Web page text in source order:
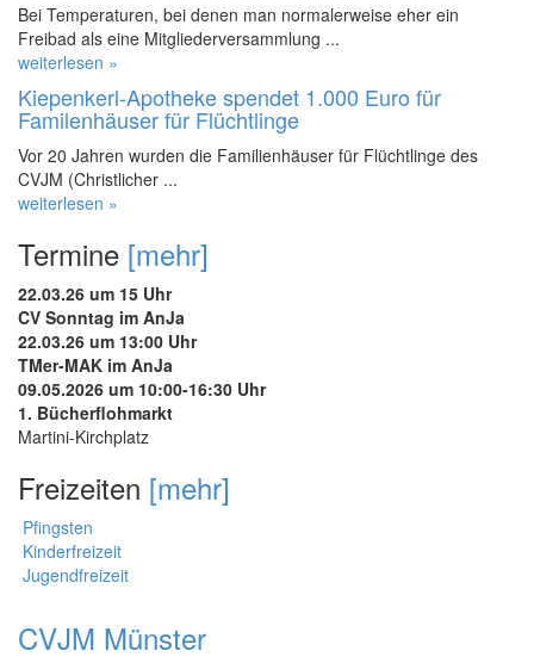
Bei Temperaturen, bei denen man normalerweise eher ein
Freibad als eine Mitgliederversammlung ...
weiterlesen »
Kiepenkerl-Apotheke spendet 1.000 Euro für
Familenhäuser für Flüchtlinge
Vor 20 Jahren wurden die Familienhäuser für Flüchtlinge des
CVJM (Christlicher ...
weiterlesen »
Termine [mehr]
22.03.26 um 15 Uhr
CV Sonntag im AnJa
22.03.26 um 13:00 Uhr
TMer-MAK im AnJa
09.05.2026 um 10:00-16:30 Uhr
1. Bücherflohmarkt
Martini-Kirchplatz
Freizeiten [mehr]
Pfingsten
Kinderfreizeit
Jugendfreizeit
CVJM Münster